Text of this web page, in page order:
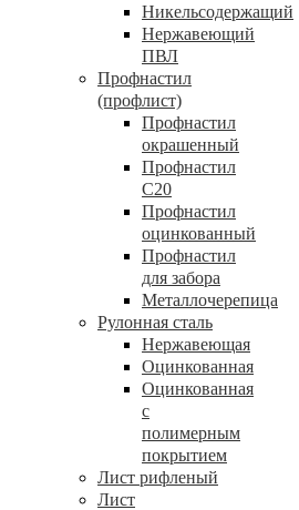
Никельсодержащий
Нержавеющий
ПВЛ
Профнастил
(профлист)
Профнастил
окрашенный
Профнастил
С20
Профнастил
оцинкованный
Профнастил
для забора
Металлочерепица
Рулонная сталь
Нержавеющая
Оцинкованная
Оцинкованная
с
полимерным
покрытием
Лист рифленый
Лист